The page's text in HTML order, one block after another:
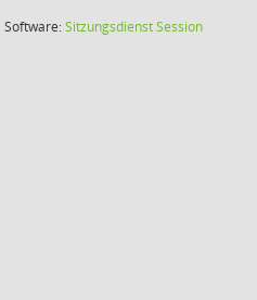
Software:SitzungsdienstSession(Wird in